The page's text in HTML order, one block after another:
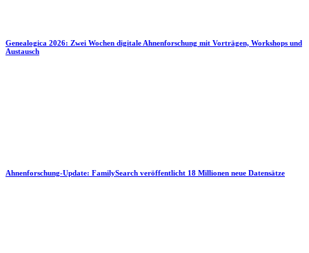
Genealogica 2026: Zwei Wochen digitale Ahnenforschung mit Vorträgen, Workshops und
Austausch
Ahnenforschung-Update: FamilySearch veröffentlicht 18 Millionen neue Datensätze